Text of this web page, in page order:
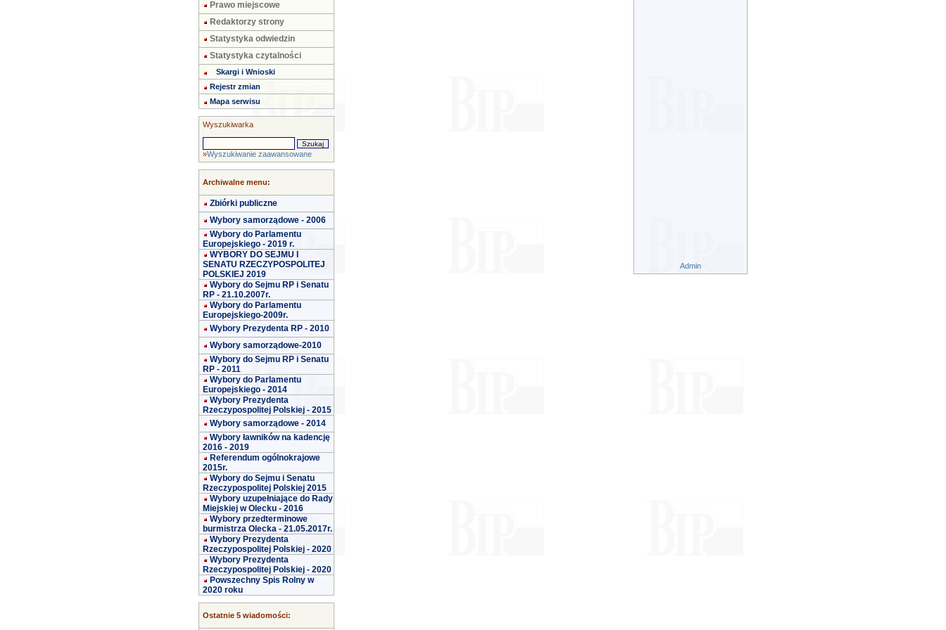
Prawo miejscowe
Redaktorzy strony
Statystyka odwiedzin
Statystyka czytalności
Skargi i Wnioski
Rejestr zmian
Mapa serwisu
Wyszukiwarka
»Wyszukiwanie zaawansowane
Archiwalne menu:
Zbiórki publiczne
Wybory samorządowe - 2006
Wybory do Parlamentu
Europejskiego - 2019 r.
WYBORY DO SEJMU I
SENATU RZECZYPOSPOLITEJ
POLSKIEJ 2019
Wybory do Sejmu RP i Senatu
RP - 21.10.2007r.
Wybory do Parlamentu
Europejskiego-2009r.
Wybory Prezydenta RP - 2010
Wybory samorządowe-2010
Wybory do Sejmu RP i Senatu
RP - 2011
Wybory do Parlamentu
Europejskiego - 2014
Wybory Prezydenta
Rzeczypospolitej Polskiej - 2015
Wybory samorządowe - 2014
Wybory ławników na kadencję
2016 - 2019
Referendum ogólnokrajowe
2015r.
Wybory do Sejmu i Senatu
Rzeczypospolitej Polskiej 2015
Wybory uzupełniające do Rady
Miejskiej w Olecku - 2016
Wybory przedterminowe
burmistrza Olecka - 21.05.2017r.
Wybory Prezydenta
Rzeczypospolitej Polskiej - 2020
Wybory Prezydenta
Rzeczypospolitej Polskiej - 2020
Powszechny Spis Rolny w
2020 roku
Ostatnie 5 wiadomości:
Admin